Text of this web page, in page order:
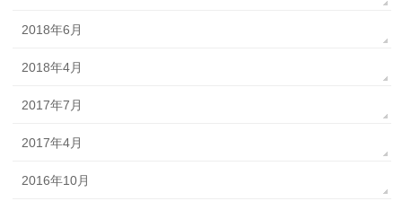
2018年6月
2018年4月
2017年7月
2017年4月
2016年10月